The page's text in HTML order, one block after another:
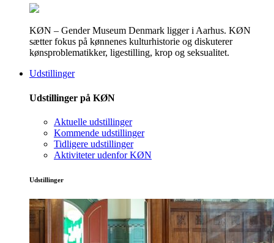
KØN – Gender Museum Denmark ligger i Aarhus. KØN
sætter fokus på kønnenes kulturhistorie og diskuterer
kønsproblematikker, ligestilling, krop og seksualitet.
Udstillinger
Udstillinger på KØN
Aktuelle udstillinger
Kommende udstillinger
Tidligere udstillinger
Aktiviteter udenfor KØN
Udstillinger